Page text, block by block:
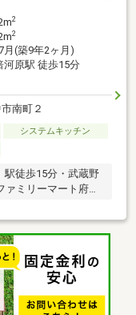
2
2
月(築9年2ヶ月)
河原駅 徒歩15分
南町２
システムキッチン
駅徒歩15分・武蔵野
ミリーマート府中
】２沿線以上利用
洗面化粧台、対面式
収納、駅まで平
付インターホン、南
ス、平坦地